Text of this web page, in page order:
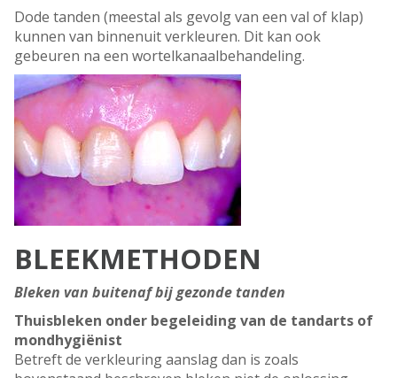
Dode tanden (meestal als gevolg van een val of klap)
kunnen van binnenuit verkleuren. Dit kan ook
gebeuren na een wortelkanaalbehandeling.
BLEEKMETHODEN
Bleken van buitenaf bij gezonde tanden
Thuisbleken onder begeleiding van de tandarts of
mondhygiënist
Betreft de verkleuring aanslag dan is zoals